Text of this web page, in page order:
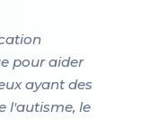
pour aider
ayant des
l'autisme, le